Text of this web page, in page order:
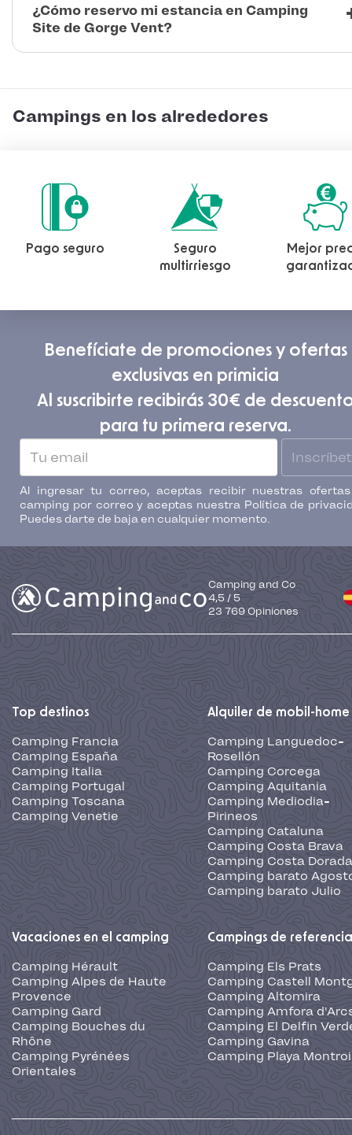
¿Cómo reservo mi estancia en Camping
Site de Gorge Vent?
Campings en los alrededores
Pago seguro
Seguro
multirriesgo
Mejor
Benefíciate de promociones y ofertas
exclusivas en primicia
Al suscribirte recibirás 30€ de
para tu primera reserva.
Al ingresar tu correo, aceptas recibir nuestras
camping por correo y aceptas nuestra Política de
Puedes darte de baja en cualquier momento.
Camping and Co
4,5 / 5
23 769 Opiniones
Top destinos
Camping Francia
Camping España
Camping Italia
Camping Portugal
Camping Toscana
Camping Venetie
Alquiler de mobil-home
Camping Languedoc-
Rosellón
Camping Corcega
Camping Aquitania
Camping Mediodia-
Pirineos
Camping Cataluna
Camping Costa Brava
Camping Costa Dorada
Camping barato
Camping barato Julio
Vacaciones en el camping
Camping Hérault
Camping Alpes de Haute
Provence
Camping Gard
Camping Bouches du
Rhône
Camping Pyrénées
Orientales
Campings de referencia
Camping Els Prats
Camping Castell
Camping Altomira
Camping Amfora
Camping El Delfin
Camping Gavina
Camping Playa